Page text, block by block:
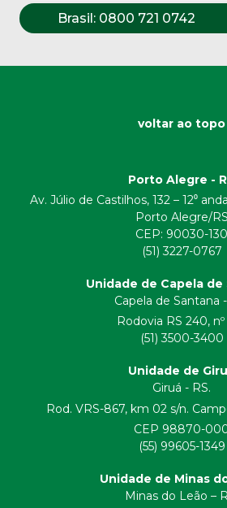
Brasil: 0800 721 0742
voltar ao topo
Porto Alegre -
Av. Júlio de Castilhos, 132 – 12⁰
Porto Alegre/RS
CEP: 90030-130
(51) 3227-0767
Unidade de Capela de
Capela de Santana
Rodovia RS 240, nº
(51) 3500-3400
Unidade de
Giruá - RS.
Rod. VRS-867, km 02 s/n.
CEP 98870-
(55) 99605-1349
Unidade de Minas
Minas do Leão –